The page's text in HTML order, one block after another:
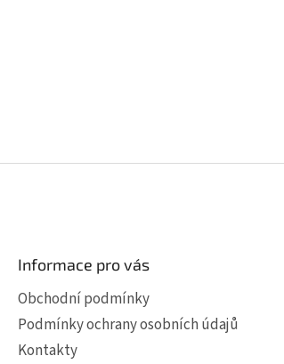
Informace pro vás
Obchodní podmínky
Podmínky ochrany osobních údajů
Kontakty